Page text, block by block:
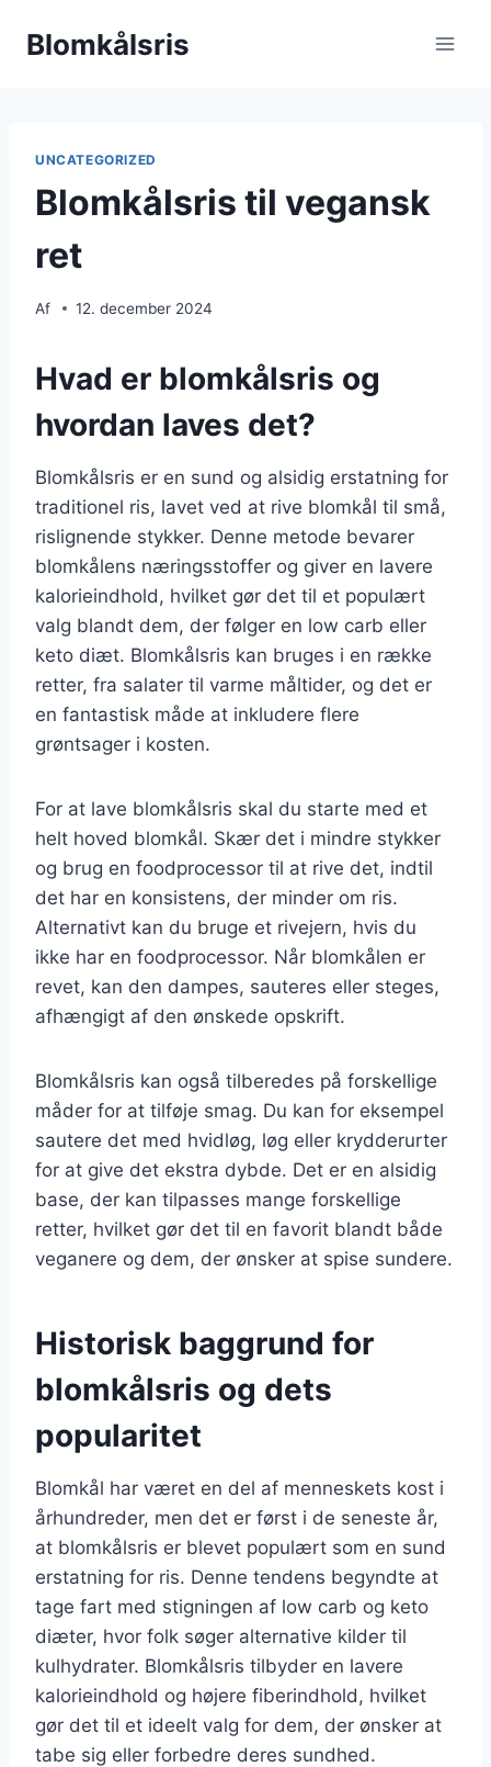
Blomkålsris
UNCATEGORIZED
Blomkålsris til vegansk
ret
Af 12. december 2024
Hvad er blomkålsris og
hvordan laves det?
Blomkålsris er en sund og alsidig erstatning for
traditionel ris, lavet ved at rive blomkål til små,
rislignende stykker. Denne metode bevarer
blomkålens næringsstoffer og giver en lavere
kalorieindhold, hvilket gør det til et populært
valg blandt dem, der følger en low carb eller
keto diæt. Blomkålsris kan bruges i en række
retter, fra salater til varme måltider, og det er
en fantastisk måde at inkludere flere
grøntsager i kosten.
For at lave blomkålsris skal du starte med et
helt hoved blomkål. Skær det i mindre stykker
og brug en foodprocessor til at rive det, indtil
det har en konsistens, der minder om ris.
Alternativt kan du bruge et rivejern, hvis du
ikke har en foodprocessor. Når blomkålen er
revet, kan den dampes, sauteres eller steges,
afhængigt af den ønskede opskrift.
Blomkålsris kan også tilberedes på forskellige
måder for at tilføje smag. Du kan for eksempel
sautere det med hvidløg, løg eller krydderurter
for at give det ekstra dybde. Det er en alsidig
base, der kan tilpasses mange forskellige
retter, hvilket gør det til en favorit blandt både
veganere og dem, der ønsker at spise sundere.
Historisk baggrund for
blomkålsris og dets
popularitet
Blomkål har været en del af menneskets kost i
århundreder, men det er først i de seneste år,
at blomkålsris er blevet populært som en sund
erstatning for ris. Denne tendens begyndte at
tage fart med stigningen af low carb og keto
diæter, hvor folk søger alternative kilder til
kulhydrater. Blomkålsris tilbyder en lavere
kalorieindhold og højere fiberindhold, hvilket
gør det til et ideelt valg for dem, der ønsker at
tabe sig eller forbedre deres sundhed.